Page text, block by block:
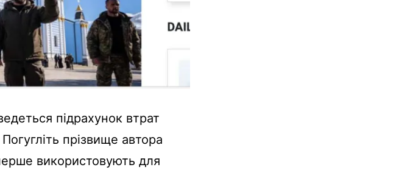
підрахунок втрат
прізвище автора
використовують для